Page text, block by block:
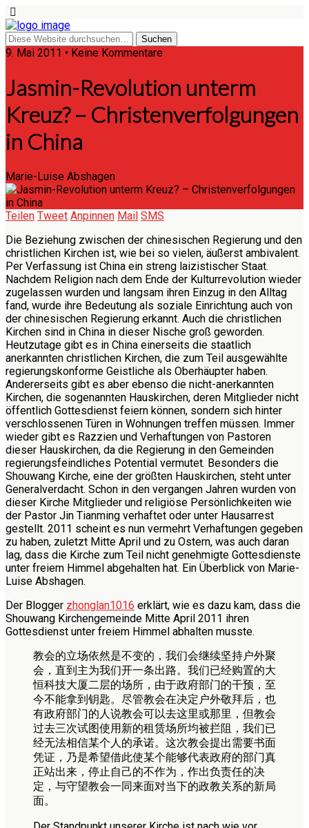
9. Mai 2011 • Keine Kommentare
Jasmin-Revolution unterm
Kreuz? – Christenverfolgungen
in China
Marie-Luise Abshagen
Teilen Tweet Anpinnen Mail SMS
Die Beziehung zwischen der chinesischen Regierung und den
christlichen Kirchen ist, wie bei so vielen, äußerst ambivalent.
Per Verfassung ist China ein streng laizistischer Staat.
Nachdem Religion nach dem Ende der Kulturrevolution wieder
zugelassen wurden und langsam ihren Einzug in den Alltag
fand, wurde ihre Bedeutung als soziale Einrichtung auch von
der chinesischen Regierung erkannt. Auch die christlichen
Kirchen sind in China in dieser Nische groß geworden.
Heutzutage gibt es in China einerseits die staatlich
anerkannten christlichen Kirchen, die zum Teil ausgewählte
regierungskonforme Geistliche als Oberhäupter haben.
Andererseits gibt es aber ebenso die nicht-anerkannten
Kirchen, die sogenannten Hauskirchen, deren Mitglieder nicht
öffentlich Gottesdienst feiern können, sondern sich hinter
verschlossenen Türen in Wohnungen treffen müssen. Immer
wieder gibt es Razzien und Verhaftungen von Pastoren
dieser Hauskirchen, da die Regierung in den Gemeinden
regierungsfeindliches Potential vermutet. Besonders die
Shouwang Kirche, eine der größten Hauskirchen, steht unter
Generalverdacht. Schon in den vergangen Jahren wurden von
dieser Kirche Mitglieder und religiöse Persönlichkeiten wie
der Pastor Jin Tianming verhaftet oder unter Hausarrest
gestellt. 2011 scheint es nun vermehrt Verhaftungen gegeben
zu haben, zuletzt Mitte April und zu Ostern, was auch daran
lag, dass die Kirche zum Teil nicht genehmigte Gottesdienste
unter freiem Himmel abgehalten hat. Ein Überblick von Marie-
Luise Abshagen.
Der Blogger zhonglan1016 erklärt, wie es dazu kam, dass die
Shouwang Kirchengemeinde Mitte April 2011 ihren
Gottesdienst unter freiem Himmel abhalten musste.
教会的立场依然是不变的，我们会继续坚持户外聚
会，直到主为我们开一条出路。我们已经购置的大
恒科技大厦二层的场所，由于政府部门的干预，至
今不能拿到钥匙。尽管教会在决定户外敬拜后，也
有政府部门的人说教会可以去这里或那里，但教会
过去三次试图使用新的租赁场所均被拦阻，我们已
经无法相信某个人的承诺。这次教会提出需要书面
凭证，乃是希望借此使某个能够代表政府的部门真
正站出来，停止自己的不作为，作出负责任的决
定，与守望教会一同来面对当下的政教关系的新局
面。